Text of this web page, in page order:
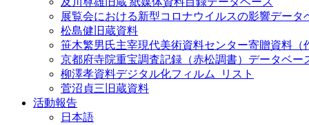
展覧会における新型コロナウイルスの影響データ
松島健旧蔵資料
笹木繁男氏主宰現代美術資料センター寄贈資料（
京都府寺院重宝調査記録（赤松調書）データベー
柳澤孝資料デジタル化フィルム_リスト
菅沼貞三旧蔵資料
活動報告
日本語